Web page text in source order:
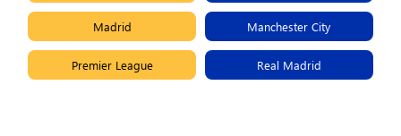
Madrid Manchester City
Premier League Real Madrid